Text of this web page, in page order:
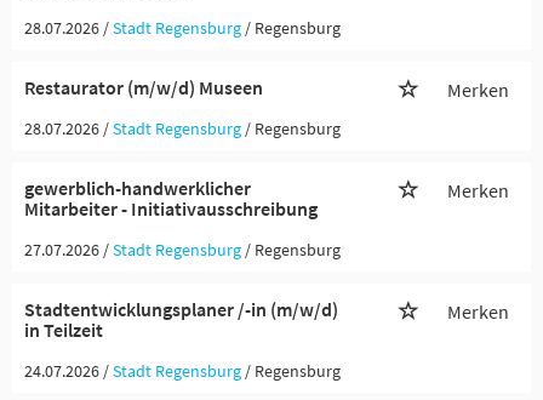
28.07.2026 /Stadt Regensburg / Regensburg
Restaurator (m/w/d) Museen Merken
28.07.2026 /Stadt Regensburg / Regensburg
gewerblich-handwerklicher
Mitarbeiter - Initiativausschreibung
Merken
27.07.2026 /Stadt Regensburg / Regensburg
Stadtentwicklungsplaner /-in (m/w/d)
in Teilzeit
Merken
24.07.2026 /Stadt Regensburg / Regensburg